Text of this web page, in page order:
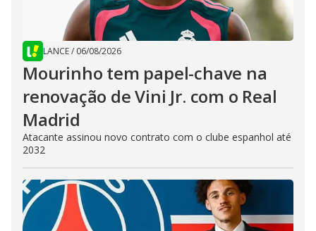
LANCE/ 06/08/2026
Mourinho tem papel-chave na
renovação de Vini Jr. com o Real
Madrid
Atacante assinou novo contrato com o clube espanhol até
2032